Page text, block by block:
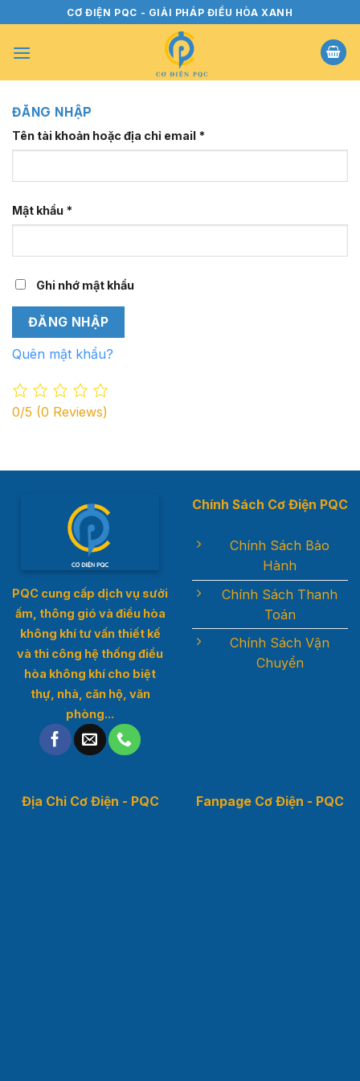
qua
nội
CƠ ĐIỆN PQC - GIẢI PHÁP ĐIỀU HÒA XANH
ĐĂNG NHẬP
Tên tài khoản hoặc địa chỉ email *
buộc
Mật khẩu *
buộc
Ghi nhớ mật khẩu
ĐĂNG NHẬP
Quên mật khẩu?
0/5 (0 Reviews)
PQC cung cấp dịch vụ sưởi
ấm, thông gió và điều hòa
không khí tư vấn thiết kế
và thi công hệ thống điều
hòa không khí cho biệt
thự, nhà, căn hộ, văn
phòng...
Chính Sách Cơ Điện PQC
Chính Sách Bảo
Hành
Chính Sách Thanh
Toán
Chính Sách Vận
Chuyển
Địa Chỉ Cơ Điện - PQC Fanpage Cơ Điện - PQC